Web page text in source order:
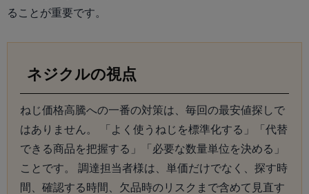
ることが重要です。
ネジクルの視点
ねじ価格高騰への一番の対策は、毎回の最安値探しで
はありません。 「よく使うねじを標準化する」「代替
できる商品を把握する」「必要な数量単位を決める」
ことです。 調達担当者様は、単価だけでなく、探す時
間、確認する時間、欠品時のリスクまで含めて見直す